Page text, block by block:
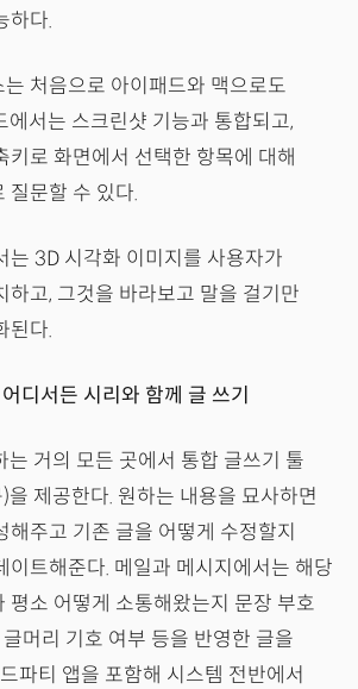
하다.
처음으로 아이패드와 맥으로도
에서는 스크린샷 기능과 통합되고,
키로 화면에서 선택한 항목에 대해
질문할 수 있다.
는 3D 시각화 이미지를 사용자가
하고, 그것을 바라보고 말을 걸기만
된다.
디서든 시리와 함께 글 쓰기
는 거의 모든 곳에서 통합 글쓰기 툴
제공한다. 원하는 내용을 묘사하면
해주고 기존 글을 어떻게 수정할지
이트해준다. 메일과 메시지에서는 해당
평소 어떻게 소통해왔는지 문장 부호
머리 기호 여부 등을 반영한 글을
파티 앱을 포함해 시스템 전반에서